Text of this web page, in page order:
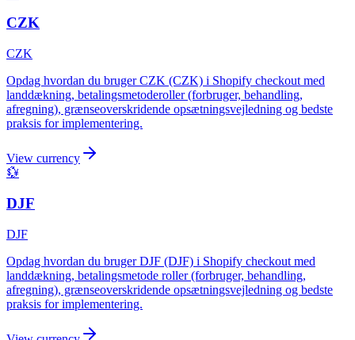
CZK
CZK
Opdag hvordan du bruger CZK (CZK) i Shopify checkout med
landdækning, betalingsmetoderoller (forbruger, behandling,
afregning), grænseoverskridende opsætningsvejledning og bedste
praksis for implementering.
View currency
💱
DJF
DJF
Opdag hvordan du bruger DJF (DJF) i Shopify checkout med
landdækning, betalingsmetode roller (forbruger, behandling,
afregning), grænseoverskridende opsætningsvejledning og bedste
praksis for implementering.